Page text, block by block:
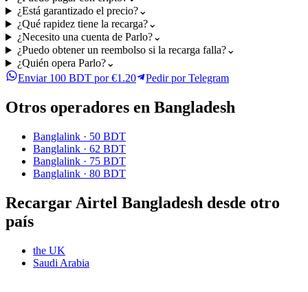
¿Está garantizado el precio?⌄
¿Qué rapidez tiene la recarga?⌄
¿Necesito una cuenta de Parlo?⌄
¿Puedo obtener un reembolso si la recarga falla?⌄
¿Quién opera Parlo?⌄
Enviar 100 BDT por €1.20
Pedir por Telegram
Otros operadores en Bangladesh
Banglalink · 50 BDT
Banglalink · 62 BDT
Banglalink · 75 BDT
Banglalink · 80 BDT
Recargar Airtel Bangladesh desde otro
país
the UK
Saudi Arabia